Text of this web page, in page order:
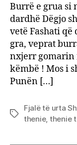
Burrë e grua si
dardhë Dëgjo
vetë Fashati që
gra, veprat
nxjerr gomarin
këmbë ! Mos i
Punën […]
Tags
Fjalë të urta
thenie, thenie